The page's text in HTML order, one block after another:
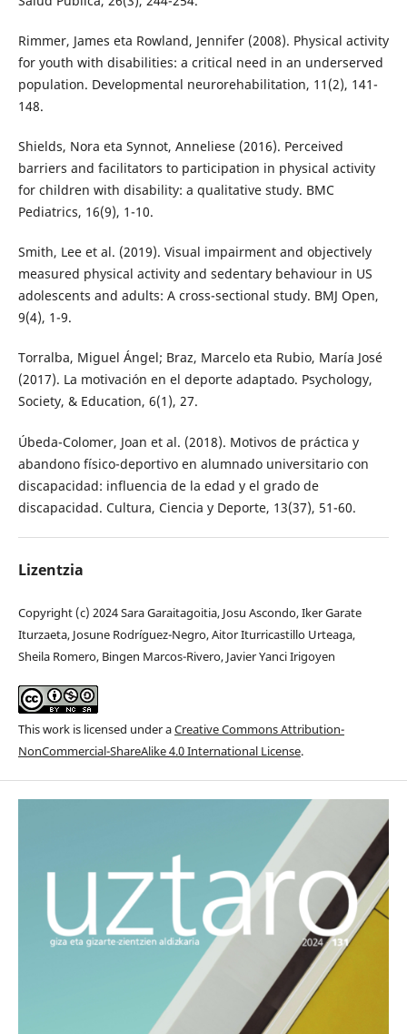
Rimmer, James eta Rowland, Jennifer (2008). Physical activity
for youth with disabilities: a critical need in an underserved
population. Developmental neurorehabilitation, 11(2), 141-
148.
Shields, Nora eta Synnot, Anneliese (2016). Perceived
barriers and facilitators to participation in physical activity
for children with disability: a qualitative study. BMC
Pediatrics, 16(9), 1-10.
Smith, Lee et al. (2019). Visual impairment and objectively
measured physical activity and sedentary behaviour in US
adolescents and adults: A cross-sectional study. BMJ Open,
9(4), 1-9.
Torralba, Miguel Ángel; Braz, Marcelo eta Rubio, María José
(2017). La motivación en el deporte adaptado. Psychology,
Society, & Education, 6(1), 27.
Úbeda-Colomer, Joan et al. (2018). Motivos de práctica y
abandono físico-deportivo en alumnado universitario con
discapacidad: influencia de la edad y el grado de
discapacidad. Cultura, Ciencia y Deporte, 13(37), 51-60.
Lizentzia
Copyright (c) 2024 Sara Garaitagoitia, Josu Ascondo, Iker Garate
Iturzaeta, Josune Rodríguez-Negro, Aitor Iturricastillo Urteaga,
Sheila Romero, Bingen Marcos-Rivero, Javier Yanci Irigoyen
This work is licensed under aCreative Commons Attribution-
NonCommercial-ShareAlike 4.0 International License.